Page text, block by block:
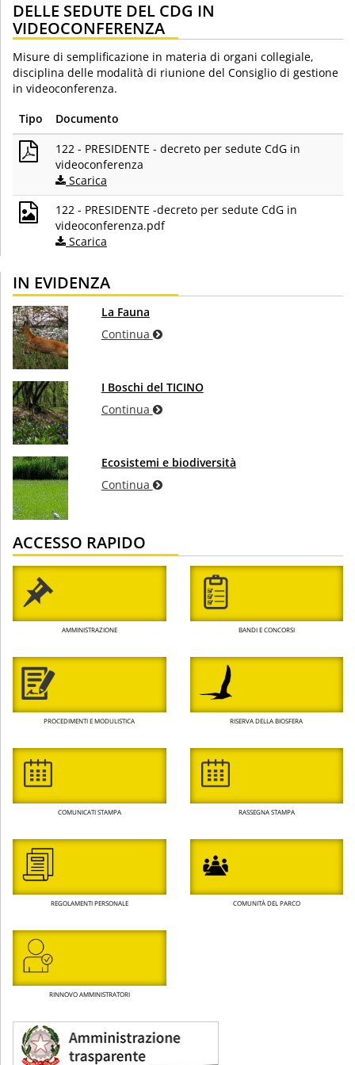
DELLE SEDUTE DEL CDG IN
VIDEOCONFERENZA
Misure di semplificazione in materia di organi collegiale,
disciplina delle modalità di riunione del Consiglio di gestione
in videoconferenza.
Tipo
Documento
122 - PRESIDENTE - decreto per sedute CdG in
videoconferenza
Scarica
122 - PRESIDENTE -decreto per sedute CdG in
videoconferenza.pdf
Scarica
IN EVIDENZA
La Fauna
Continua
I Boschi del TICINO
Continua
Ecosistemi e biodiversità
Continua
ACCESSO RAPIDO
AMMINISTRAZIONE BANDI E CONCORSI
PROCEDIMENTI E MODULISTICA RISERVA DELLA BIOSFERA
COMUNICATI STAMPA RASSEGNA STAMPA
REGOLAMENTI PERSONALE COMUNITÀ DEL PARCO
RINNOVO AMMINISTRATORI